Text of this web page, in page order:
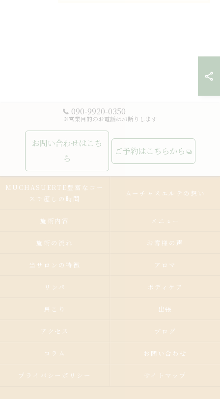
090-9920-0350
※営業目的のお電話はお断りします
お問い合わせはこち
ら
ご予約はこちらから
MUCHASUERTE豊富なコー
スで癒しの時間
ムーチャスエルテの想い
施術内容 メニュー
施術の流れ お客様の声
当サロンの特徴 アロマ
リンパ ボディケア
肩こり 出張
アクセス ブログ
コラム お問い合わせ
プライバシーポリシー サイトマップ